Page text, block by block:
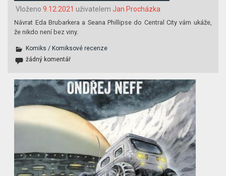
Vloženo 9.12.2021 uživatelem Jan Procházka
Návrat Eda Brubarkera a Seana Phillipse do Central City vám ukáže,
že nikdo není bez viny.
Komiks / Komiksové recenze
žádný komentář